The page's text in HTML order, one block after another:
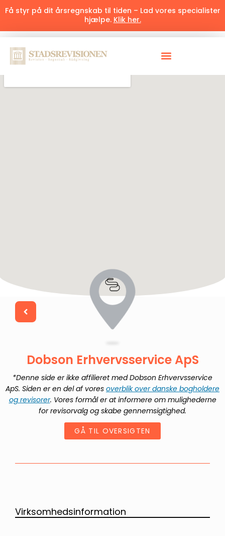
Få styr på dit årsregnskab til tiden – Lad vores specialister
hjælpe. Klik her.
Dobson Erhvervsservice ApS
*Denne side er ikke affilieret medDobson Erhvervsservice
ApS. Siden er en del af vores overblik over danske bogholdere
og revisorer. Vores formål er at informere om mulighederne
for revisorvalg og skabe gennemsigtighed.
GÅ TIL OVERSIGTEN
Virksomhedsinformation